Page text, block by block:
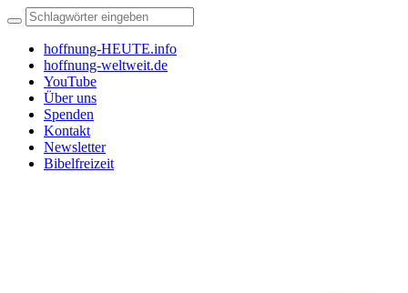
hoffnung-HEUTE.info
hoffnung-weltweit.de
YouTube
Über uns
Spenden
Kontakt
Newsletter
Bibelfreizeit